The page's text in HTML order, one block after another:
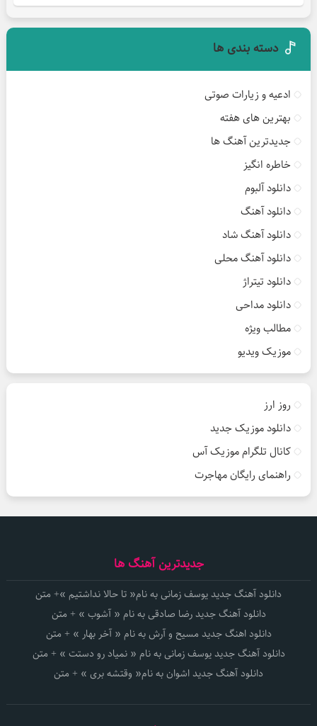
دسته بندی ها
ادعیه و زیارات صوتی
بهترین های هفته
جدیدترین آهنگ ها
خاطره انگیز
دانلود آلبوم
دانلود آهنگ
دانلود آهنگ شاد
دانلود آهنگ محلی
دانلود تیتراژ
دانلود مداحی
مطالب ویژه
موزیک ویدیو
روز ارز
دانلود موزیک جدید
کانال تلگرام موزیک آس
راهنمای رایگان مهاجرت
جدیدترین آهنگ ها
دانلود آهنگ جدید یوسف زمانی به نام« تا حالا نداشتیم »+ متن
دانلود آهنگ جدید رضا صادقی به نام « آشوب » + متن
دانلود اهنگ جدید مسیح و آرش به نام « آخر بهار » + متن
دانلود آهنگ جدید یوسف زمانی به نام « نمیاد رو دستت » + متن
دانلود آهنگ جدید اشوان به نام« وقتشه بری » + متن